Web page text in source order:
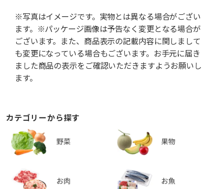
※写真はイメージです。実物とは異なる場合がござい
ます。※パッケージ画像は予告なく変更となる場合が
ございます。また、商品表示の記載内容に関しまして
も変更になっている場合もございます。お手元に届き
ました商品の表示をご確認いただきますようお願いし
ます。
カテゴリーから探す